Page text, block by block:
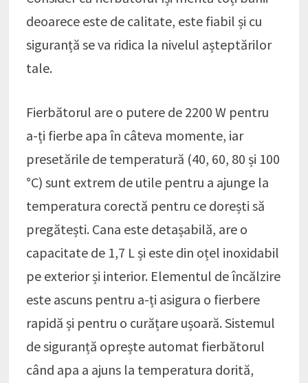
deoarece este de calitate, este fiabil și cu
siguranță se va ridica la nivelul așteptărilor
tale.
Fierbătorul are o putere de 2200 W pentru
a-ți fierbe apa în câteva momente, iar
presetările de temperatură (40, 60, 80 și 100
°C) sunt extrem de utile pentru a ajunge la
temperatura corectă pentru ce dorești să
pregătești. Cana este detașabilă, are o
capacitate de 1,7 L și este din oțel inoxidabil
pe exterior și interior. Elementul de încălzire
este ascuns pentru a-ți asigura o fierbere
rapidă și pentru o curățare ușoară. Sistemul
de siguranță oprește automat fierbătorul
când apa a ajuns la temperatura dorită,